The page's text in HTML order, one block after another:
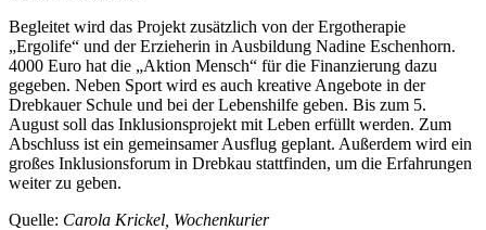
Begleitet wird das Projekt zusätzlich von der Ergotherapie
„Ergolife“ und der Erzieherin in Ausbildung Nadine Eschenhorn.
4000 Euro hat die „Aktion Mensch“ für die Finanzierung dazu
gegeben. Neben Sport wird es auch kreative Angebote in der
Drebkauer Schule und bei der Lebenshilfe geben. Bis zum 5.
August soll das Inklusionsprojekt mit Leben erfüllt werden. Zum
Abschluss ist ein gemeinsamer Ausflug geplant. Außerdem wird ein
großes Inklusionsforum in Drebkau stattfinden, um die Erfahrungen
weiter zu geben.
Quelle: Carola Krickel, Wochenkurier